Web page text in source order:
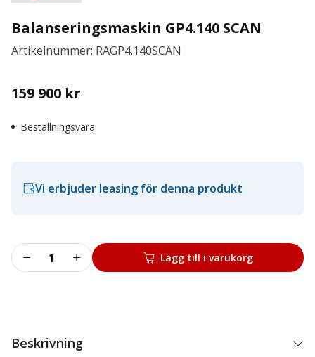
Balanseringsmaskin GP4.140 SCAN
Artikelnummer: RAGP4.140SCAN
159 900 kr
Beställningsvara
Vi erbjuder leasing för denna produkt
Balanseringsmaskin
GP4.140
Lägg till i varukorg
Beskrivning